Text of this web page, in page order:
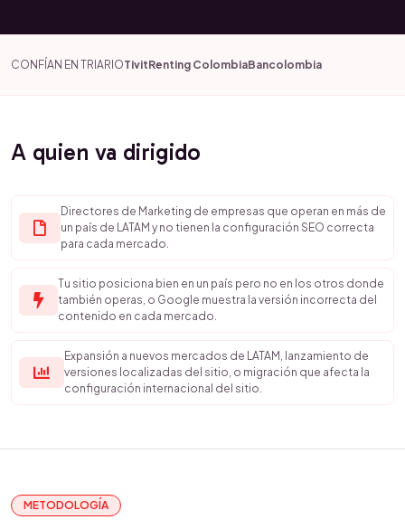
CONFÍAN EN TRIARIOTivitRenting ColombiaBancolombia
A quien va dirigido
Directores de Marketing de empresas que operan en más de
un país de LATAM y no tienen la configuración SEO correcta
para cada mercado.
Tu sitio posiciona bien en un país pero no en los otros donde
también operas, o Google muestra la versión incorrecta del
contenido en cada mercado.
Expansión a nuevos mercados de LATAM, lanzamiento de
versiones localizadas del sitio, o migración que afecta la
configuración internacional del sitio.
METODOLOGÍA